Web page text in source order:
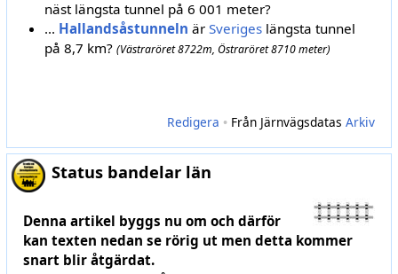
näst längsta tunnel på 6 001 meter?
... Hallandsåstunneln ärSveriges längsta tunnel
på 8,7 km?(Västraröret 8722m, Östraröret 8710 meter)
Redigera •Från Järnvägsdatas Arkiv
Status bandelar län
Denna artikel byggs nu om och därför
kan texten nedan se rörig ut men detta kommer
snart blir åtgärdat.